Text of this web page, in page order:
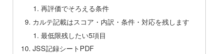
再評価でそろえる条件
カルテ記載はスコア・内訳・条件・対応を残します
最低限残したい5項目
JSS記録シートPDF